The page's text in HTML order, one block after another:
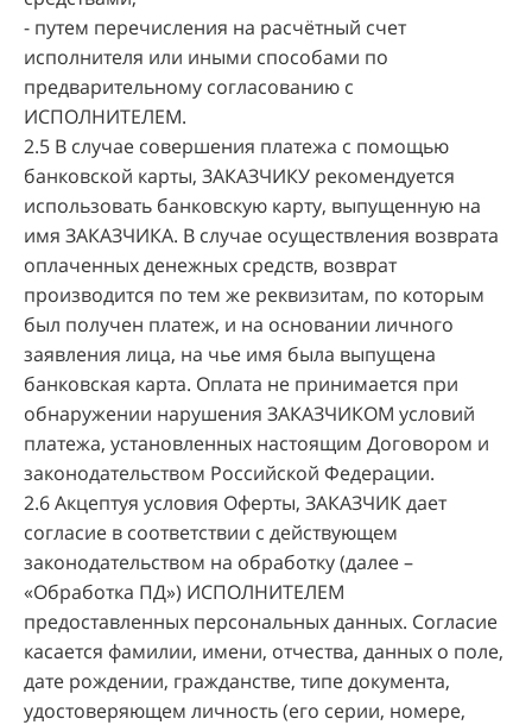
- путем перечисления на расчётный счет
исполнителя или иными способами по
предварительному согласованию с
ИСПОЛНИТЕЛЕМ.
2.5 В случае совершения платежа с помощью
банковской карты, ЗАКАЗЧИКУ рекомендуется
использовать банковскую карту, выпущенную на
имя ЗАКАЗЧИКА. В случае осуществления возврата
оплаченных денежных средств, возврат
производится по тем же реквизитам, по которым
был получен платеж, и на основании личного
заявления лица, на чье имя была выпущена
банковская карта. Оплата не принимается при
обнаружении нарушения ЗАКАЗЧИКОМ условий
платежа, установленных настоящим Договором и
законодательством Российской Федерации.
2.6 Акцептуя условия Оферты, ЗАКАЗЧИК дает
согласие в соответствии с действующем
законодательством на обработку (далее –
«Обработка ПД») ИСПОЛНИТЕЛЕМ
предоставленных персональных данных. Согласие
касается фамилии, имени, отчества, данных о поле,
дате рождении, гражданстве, типе документа,
удостоверяющем личность (его серии, номере,